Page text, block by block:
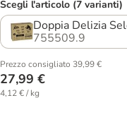
Scegli l'articolo (7 varianti)
Doppia Delizia
755509.9
Prezzo consigliato 39,99 €
27,99 €
4,12 € / kg